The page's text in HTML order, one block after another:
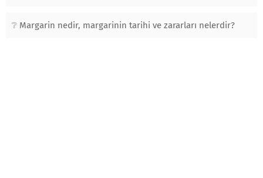
Margarin nedir, margarinin tarihi ve zararları nelerdir?